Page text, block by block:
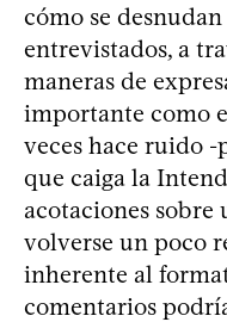
cómo se
entrevistados, a
maneras de
importante como
veces hace ruido
que caiga la
acotaciones sobre
volverse un poco
inherente al
comentarios